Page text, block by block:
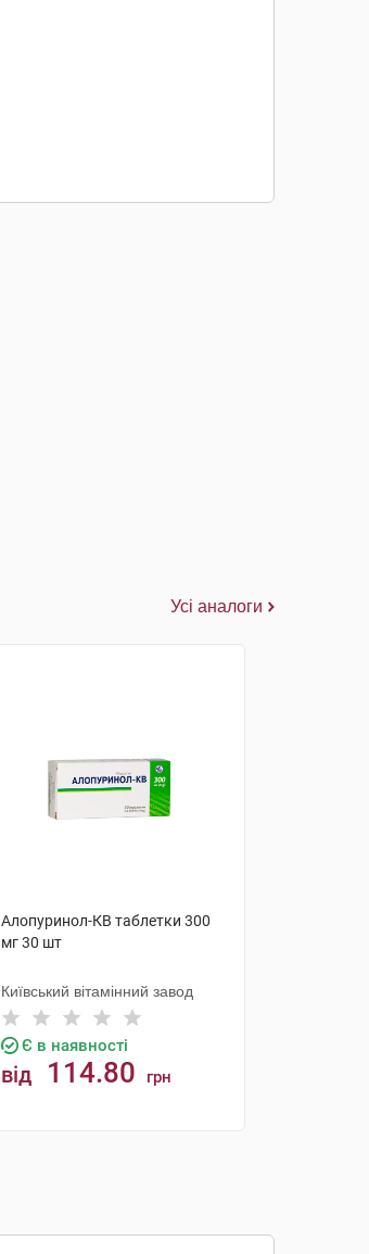
Усі аналоги
Алопуринол-КВ таблетки 300
мг 30 шт
Київський вітамінний завод
Є в наявності
від 114.80 грн